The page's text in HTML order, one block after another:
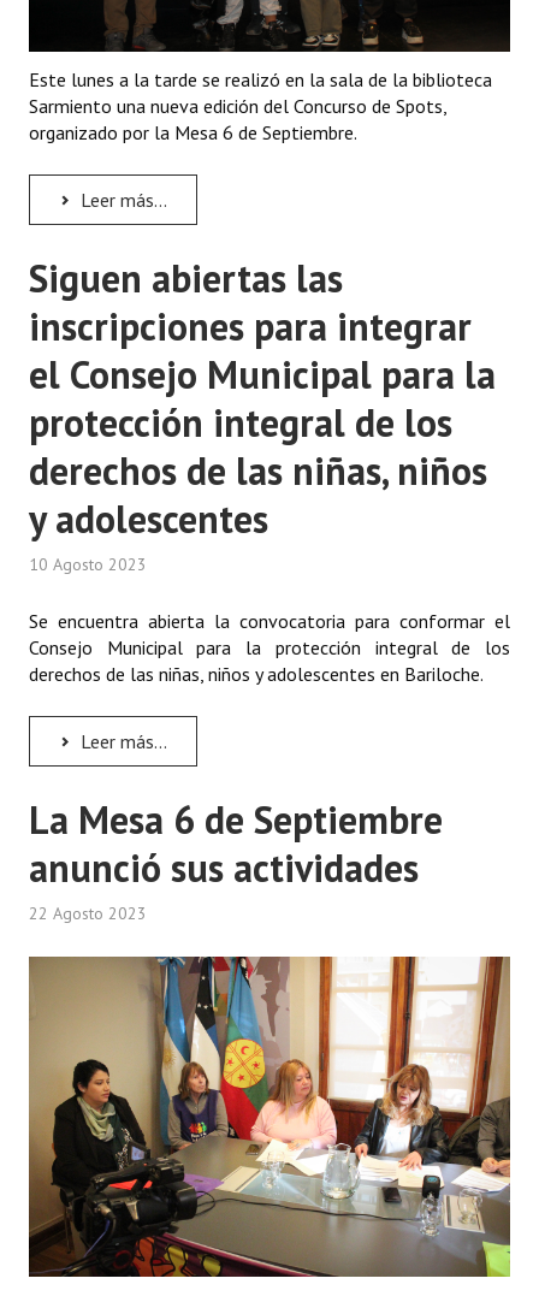
Este lunes a la tarde se realizó en la sala de la biblioteca
Sarmiento una nueva edición del Concurso de Spots,
organizado por la Mesa 6 de Septiembre.
Leer más...
Siguen abiertas las
inscripciones para integrar
el Consejo Municipal para la
protección integral de los
derechos de las niñas, niños
y adolescentes
10 Agosto 2023
Se encuentra abierta la convocatoria para conformar el
Consejo Municipal para la protección integral de los
derechos de las niñas, niños y adolescentes en Bariloche.
Leer más...
La Mesa 6 de Septiembre
anunció sus actividades
22 Agosto 2023